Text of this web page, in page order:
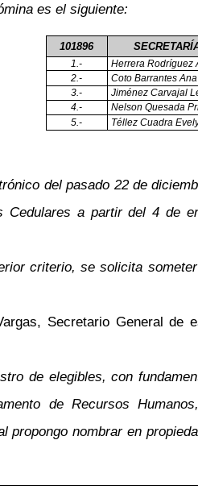
es el siguiente:
101896
1.- Herrera Rodríguez
2.-
Coto Barrantes
3.-
Jiménez Carvajal
4.-
Nelson Quesada
5.-
Téllez Cuadra
del pasado 22 de
a partir del 4 de
criterio, se solicita
Secretario General de
de elegibles, con
de Recursos
propongo nombrar en